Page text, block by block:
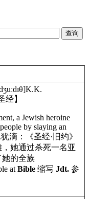
K.K.
经】
a Jewish heroine
by slaying an
犹滴：《圣经·旧约》
她通过杀死一名亚
她的全族
at Bible 缩写 Jdt. 参